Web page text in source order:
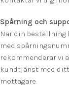
Spårning och
När din beställning
med
rekommenderar vi
kundtjänst med
mottagare.